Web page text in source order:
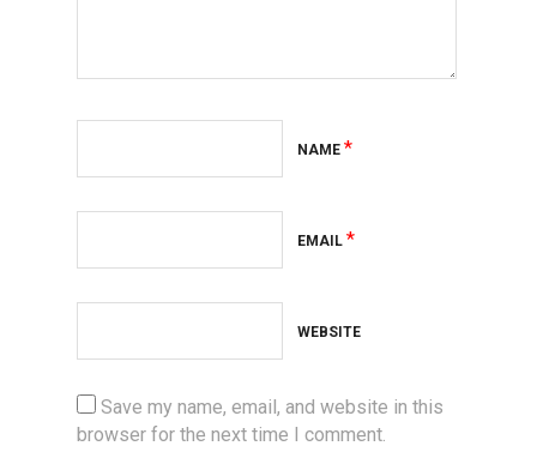
NAME *
EMAIL *
WEBSITE
Save my name, email, and website in this
browser for the next time I comment.